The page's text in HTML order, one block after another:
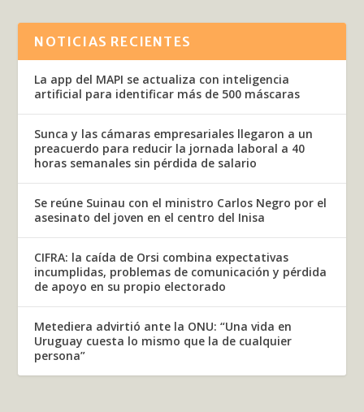
NOTICIAS RECIENTES
La app del MAPI se actualiza con inteligencia
artificial para identificar más de 500 máscaras
Sunca y las cámaras empresariales llegaron a un
preacuerdo para reducir la jornada laboral a 40
horas semanales sin pérdida de salario
Se reúne Suinau con el ministro Carlos Negro por el
asesinato del joven en el centro del Inisa
CIFRA: la caída de Orsi combina expectativas
incumplidas, problemas de comunicación y pérdida
de apoyo en su propio electorado
Metediera advirtió ante la ONU: “Una vida en
Uruguay cuesta lo mismo que la de cualquier
persona”